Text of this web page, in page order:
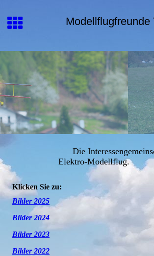
Modellflugfreunde
Die
Elektro-
Klicken Sie zu:
Bilder 2025
Bilder 2024
Bilder 2023
Bilder 2022